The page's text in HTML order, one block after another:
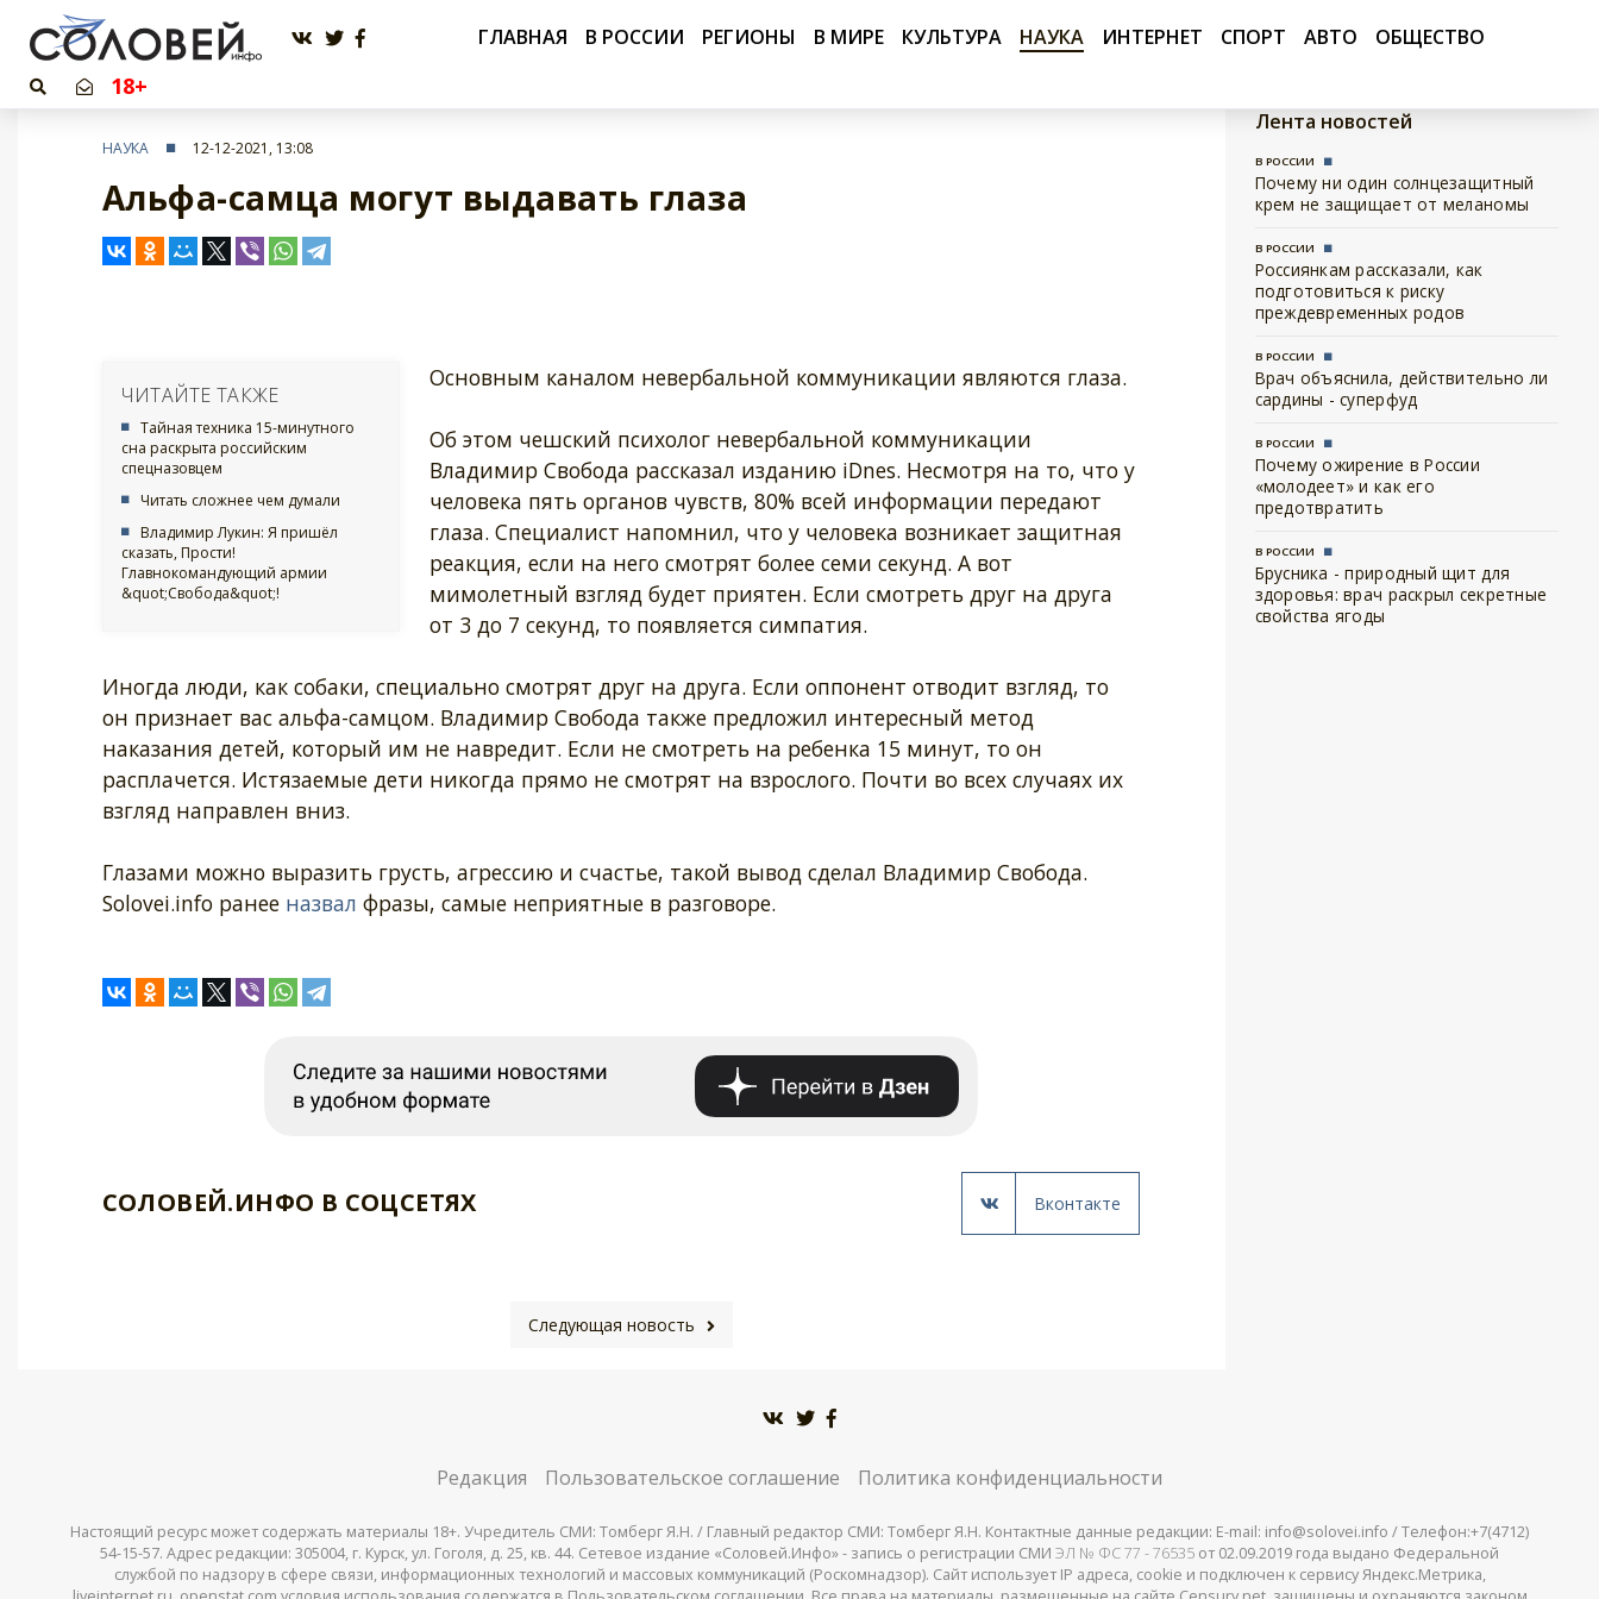
ГЛАВНАЯ В РОССИИ РЕГИОНЫ В МИРЕ КУЛЬТУРА НАУКА ИНТЕРНЕТ СПОРТ АВТО ОБЩЕСТВО
18+
НАУКА 12-12-2021, 13:08
Альфа-самца могут выдавать глаза
ЧИТАЙТЕ ТАКЖЕ
Тайная техника 15-минутного
сна раскрыта российским
спецназовцем
Читать сложнее чем думали
Владимир Лукин: Я пришёл
сказать, Прости!
Главнокомандующий армии
&quot;Свобода&quot;!
Основным каналом невербальной коммуникации являются глаза.
Об этом чешский психолог невербальной коммуникации
Владимир Свобода рассказал изданию iDnes. Несмотря на то, что у
человека пять органов чувств, 80% всей информации передают
глаза. Специалист напомнил, что у человека возникает защитная
реакция, если на него смотрят более семи секунд. А вот
мимолетный взгляд будет приятен. Если смотреть друг на друга
от 3 до 7 секунд, то появляется симпатия.
Иногда люди, как собаки, специально смотрят друг на друга. Если оппонент отводит взгляд, то
он признает вас альфа-самцом. Владимир Свобода также предложил интересный метод
наказания детей, который им не навредит. Если не смотреть на ребенка 15 минут, то он
расплачется. Истязаемые дети никогда прямо не смотрят на взрослого. Почти во всех случаях их
взгляд направлен вниз.
Глазами можно выразить грусть, агрессию и счастье, такой вывод сделал Владимир Свобода.
Solovei.info ранее назвал фразы, самые неприятные в разговоре.
СОЛОВЕЙ.ИНФО В СОЦСЕТЯХ Вконтакте
Следующая новость
Лента новостей
В РОССИИ
Почему ни один солнцезащитный
крем не защищает от меланомы
В РОССИИ
Россиянкам рассказали, как
подготовиться к риску
преждевременных родов
В РОССИИ
Врач объяснила, действительно ли
сардины - суперфуд
В РОССИИ
Почему ожирение в России
«молодеет» и как его
предотвратить
В РОССИИ
Брусника - природный щит для
здоровья: врач раскрыл секретные
свойства ягоды
Редакция Пользовательское соглашение Политика конфиденциальности
Настоящий ресурс может содержать материалы 18+. Учредитель СМИ: Томберг Я.Н. / Главный редактор СМИ: Томберг Я.Н. Контактные данные редакции: E-mail: info@solovei.info / Телефон:+7(4712)
54-15-57. Адрес редакции: 305004, г. Курск, ул. Гоголя, д. 25, кв. 44. Сетевое издание «Соловей.Инфо» - запись о регистрации СМИ ЭЛ № ФС 77 - 76535 от 02.09.2019 года выдано Федеральной
службой по надзору в сфере связи, информационных технологий и массовых коммуникаций (Роскомнадзор). Сайт использует IP адреса, cookie и подключен к сервису Яндекс.Метрика,